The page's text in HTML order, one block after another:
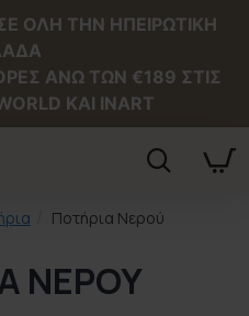
ΟΛΗ ΤΗΝ ΗΠΕΙΡΩΤΙΚΗ
ΑΝΩ ΤΩΝ €189 ΣΤΙΣ
ΚΑΙ INART
Ποτήρια Νερού
ΝΕΡΟΎ